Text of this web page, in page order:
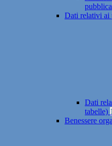
Dati relativi ai
Dati
tabelle) 1
Benessere